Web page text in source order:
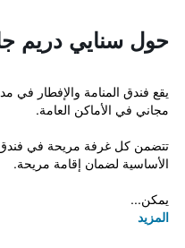
حول سنايي دريم
يقع فندق المنامة والإفطار في
مجاني في الأماكن العامة.
تتضمن كل غرفة مريحة في فندق
الأساسية لضمان إقامة مريحة.
يمكن...
المزيد